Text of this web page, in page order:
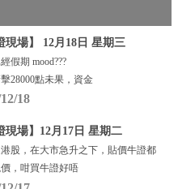
現場】 12月18日 星期三
假期 mood???
28000點未果，資金
18
現場】12月17日 星期二
股，在大市急升之下，貼價牛證都
，咁買牛證好唔